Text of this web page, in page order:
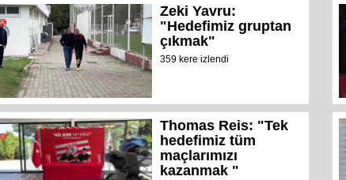
Zeki Yavru:
"Hedefimiz gruptan
çıkmak"
359 kere izlendi
Thomas Reis: "Tek
hedefimiz tüm
maçlarımızı
kazanmak "